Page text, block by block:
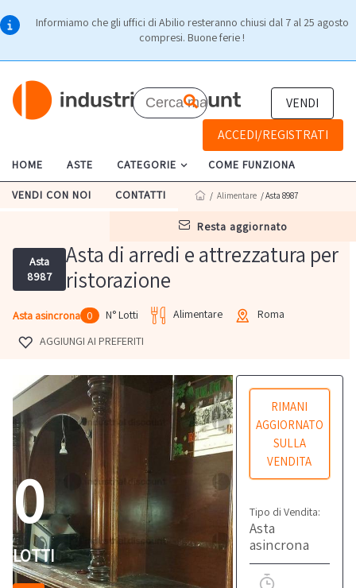
Informiamo che gli uffici di Abilio resteranno chiusi dal 7 al 25 agosto
compresi. Buone ferie !
VENDI
ACCEDI/REGISTRATI
HOME ASTE CATEGORIE COME FUNZIONA
VENDI CON NOI CONTATTI
resta aggiornato
/ Alimentare / Asta 8987
Asta
8987
Asta di arredi e attrezzatura per
ristorazione
Asta asincrona 0 N° Lotti Alimentare
Roma
AGGIUNGI AI PREFERITI
0
LOTTI
RIMANI
AGGIORNATO
SULLA
VENDITA
Tipo di Vendita:
Asta
asincrona